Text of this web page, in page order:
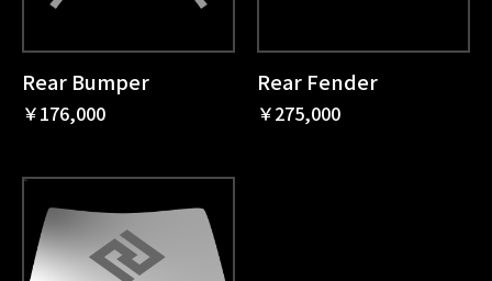
Rear Bumper
￥176,000
Rear Fender
￥275,000